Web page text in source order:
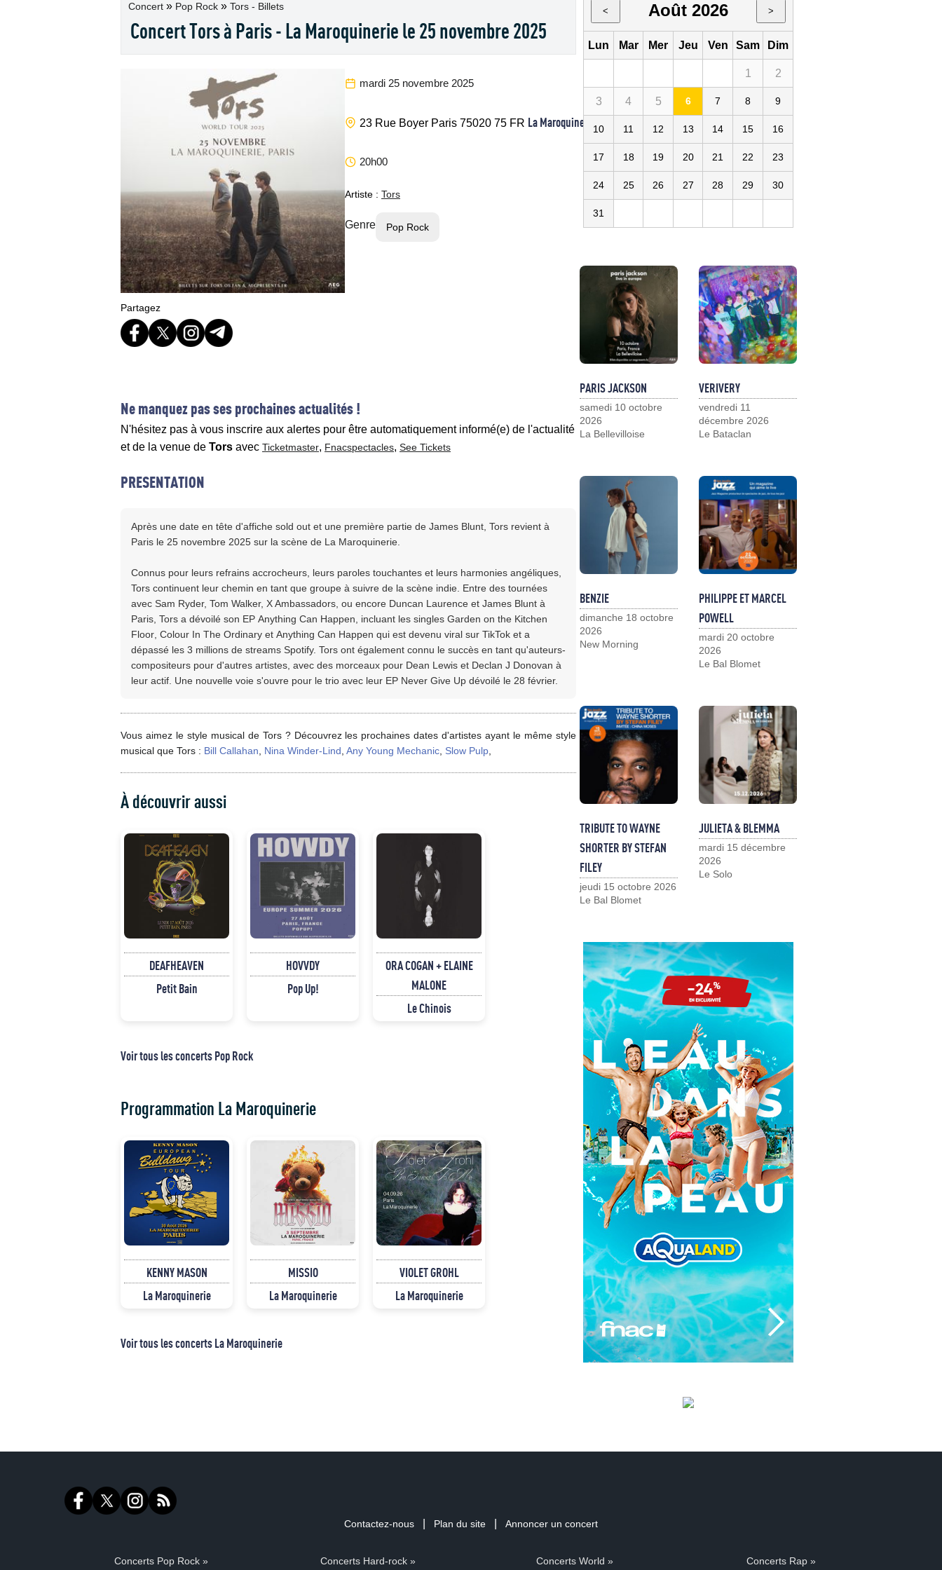
Concert » Pop Rock » Tors - Billets
Concert Tors à Paris - La Maroquinerie le 25 novembre 2025
mardi 25 novembre 2025
23 Rue Boyer Paris 75020 75 FR La Maroquinerie
20h00
Artiste : Tors
Genre Pop Rock
Partagez
Ne manquez pas ses prochaines actualités !
N'hésitez pas à vous inscrire aux alertes pour être automatiquement informé(e) de l'actualité
et de la venue de Tors avec Ticketmaster, Fnacspectacles, See Tickets
PRESENTATION
Après une date en tête d'affiche sold out et une première partie de James Blunt, Tors revient à
Paris le 25 novembre 2025 sur la scène de La Maroquinerie.
Connus pour leurs refrains accrocheurs, leurs paroles touchantes et leurs harmonies angéliques,
Tors continuent leur chemin en tant que groupe à suivre de la scène indie. Entre des tournées
avec Sam Ryder, Tom Walker, X Ambassadors, ou encore Duncan Laurence et James Blunt à
Paris, Tors a dévoilé son EP Anything Can Happen, incluant les singles Garden on the Kitchen
Floor, Colour In The Ordinary et Anything Can Happen qui est devenu viral sur TikTok et a
dépassé les 3 millions de streams Spotify. Tors ont également connu le succès en tant qu'auteurs-
compositeurs pour d'autres artistes, avec des morceaux pour Dean Lewis et Declan J Donovan à
leur actif. Une nouvelle voie s'ouvre pour le trio avec leur EP Never Give Up dévoilé le 28 février.
Vous aimez le style musical de Tors ? Découvrez les prochaines dates d'artistes ayant le même style
musical que Tors : Bill Callahan Nina Winder-Lind Any Young Mechanic Slow Pulp
À découvrir aussi
DEAFHEAVEN
Petit Bain
HOVVDY
Pop Up!
ORA COGAN + ELAINE
MALONE
Le Chinois
Voir tous les concerts Pop Rock
Programmation La Maroquinerie
KENNY MASON
La Maroquinerie
MISSIO
La Maroquinerie
VIOLET GROHL
La Maroquinerie
Voir tous les concerts La Maroquinerie
< Août 2026 >
Lun Mar Mer Jeu Ven Sam Dim
1 2
3 4 5 6 7 8 9
10 11 12 13 14 15 16
17 18 19 20 21 22 23
24 25 26 27 28 29 30
31
PARIS JACKSON
samedi 10 octobre
2026
La Bellevilloise
VERIVERY
vendredi 11
décembre 2026
Le Bataclan
BENZIE
dimanche 18 octobre
2026
New Morning
PHILIPPE ET MARCEL
POWELL
mardi 20 octobre
2026
Le Bal Blomet
TRIBUTE TO WAYNE
SHORTER BY STEFAN
FILEY
jeudi 15 octobre 2026
Le Bal Blomet
JULIETA & BLEMMA
mardi 15 décembre
2026
Le Solo
Contactez-nous Plan du site Annoncer un concert
Concerts Pop Rock » Concerts Hard-rock » Concerts World » Concerts Rap »